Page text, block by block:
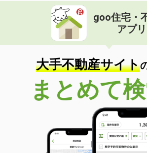
goo住宅・
アプリ
大手不動産サイト
まとめて検